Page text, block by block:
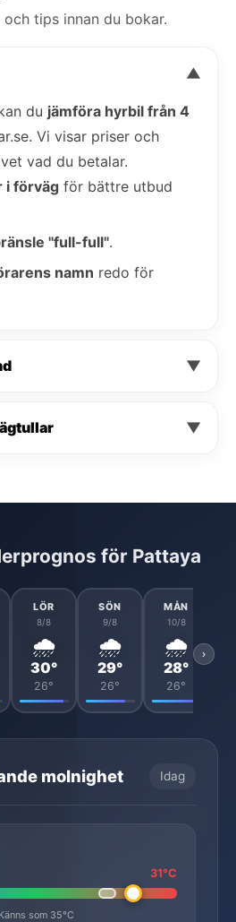
tips innan du bokar.
▼
du jämföra hyrbil från 4
Vi visar priser och
vad du betalar.
i förväg för bättre utbud
"full-full".
namn redo för
▼
▼
för Pattaya
LÖR
8/8
🌧️
30°
26°
SÖN
9/8
🌧️
29°
26°
MÅN
10/8
🌧️
28°
26°
›
molnighet Idag
31°C
Känns som 35°C